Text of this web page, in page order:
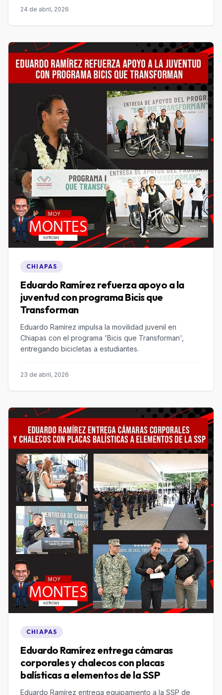
24 de abril, 2026
CHIAPAS
Eduardo Ramírez refuerza apoyo a la
juventud con programa Bicis que
Transforman
Eduardo Ramírez impulsa la movilidad juvenil en
Chiapas con el programa 'Bicis que Transforman',
entregando bicicletas a estudiantes.
23 de abril, 2026
CHIAPAS
Eduardo Ramírez entrega cámaras
corporales y chalecos con placas
balísticas a elementos de la SSP
Eduardo Ramírez entrega equipamiento a la SSP de